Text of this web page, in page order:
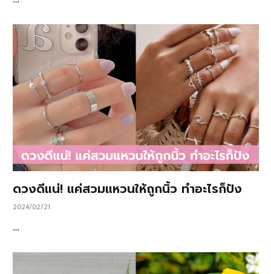
ดวงดีแน่! แค่สวมแหวนให้ถูกนิ้ว ทำอะไรก็ปัง
2024/02/21
…